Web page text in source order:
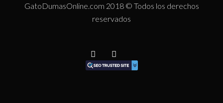
GatoDumasOnline.com 2018 © Todos los derechos
reservados